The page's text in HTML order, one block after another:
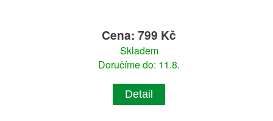
Cena: 799 Kč
Skladem
Doručíme do: 11.8.
Detail